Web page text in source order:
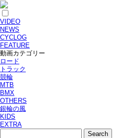
VIDEO
NEWS
CYCLOG
FEATURE
動画カテゴリー
ロード
トラック
競輪
MTB
BMX
OTHERS
銀輪の風
KIDS
EXTRA